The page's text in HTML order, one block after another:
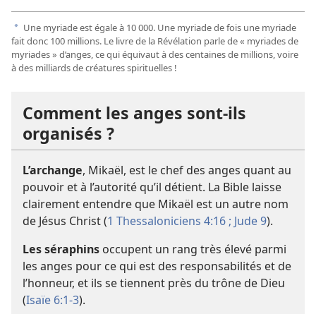
a Une myriade est égale à 10 000. Une myriade de fois une myriade
fait donc 100 millions. Le livre de la Révélation parle de « myriades de
myriades » d’anges, ce qui équivaut à des centaines de millions, voire
à des milliards de créatures spirituelles !
Comment les anges sont-​ils
organisés ?
L’archange, Mikaël, est le chef des anges quant au
pouvoir et à l’autorité qu’il détient. La Bible laisse
clairement entendre que Mikaël est un autre nom
de Jésus Christ (1 Thessaloniciens 4:16 ; Jude 9).
Les séraphins occupent un rang très élevé parmi
les anges pour ce qui est des responsabilités et de
l’honneur, et ils se tiennent près du trône de Dieu
(Isaïe 6:1-3).